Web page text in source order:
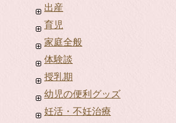
出産
育児
家庭全般
体験談
授乳期
幼児の便利グッズ
妊活・不妊治療